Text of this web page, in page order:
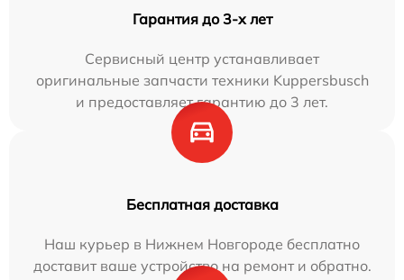
Гарантия до 3-х лет
Сервисный центр устанавливает
оригинальные запчасти техники Kuppersbusch
и предоставляет гарантию до 3 лет.
Бесплатная доставка
Наш курьер в Нижнем Новгороде бесплатно
доставит ваше устройство на ремонт и обратно.